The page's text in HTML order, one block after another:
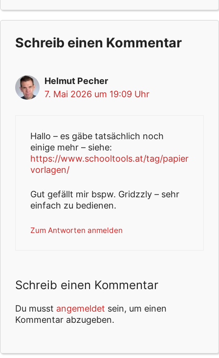
Schreib einen Kommentar
Helmut Pecher
7. Mai 2026 um 19:09 Uhr
Hallo – es gäbe tatsächlich noch
einige mehr – siehe:
https://www.schooltools.at/tag/papier
vorlagen/
Gut gefällt mir bspw. Gridzzly – sehr
einfach zu bedienen.
Zum Antworten anmelden
Schreib einen Kommentar
Du musst angemeldet sein, um einen
Kommentar abzugeben.